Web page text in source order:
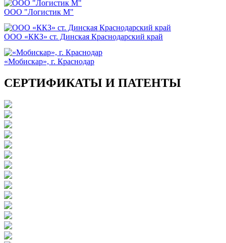
ООО "Логистик М"
ООО «ККЗ» ст. Динская Краснодарский край
«Мобискар», г. Краснодар
СЕРТИФИКАТЫ И ПАТЕНТЫ